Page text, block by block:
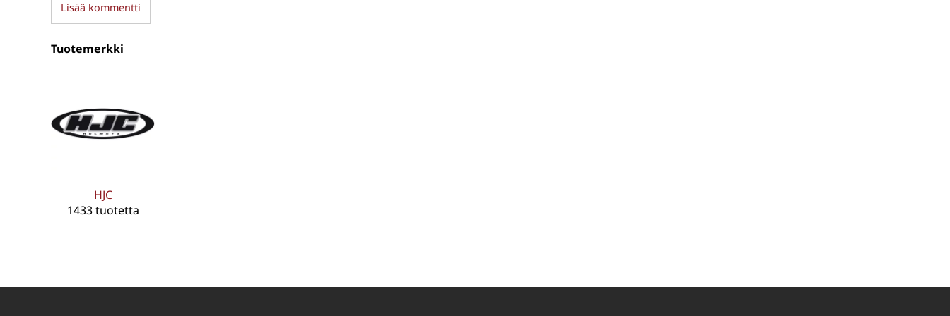
Lisää kommentti
Tuotemerkki
HJC
1433 tuotetta